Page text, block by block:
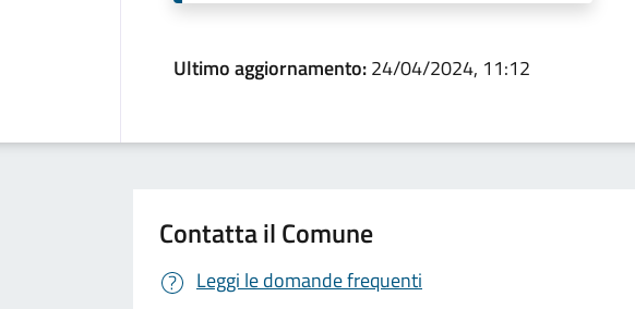
Ultimo aggiornamento:24/04/2024, 11:12
Contatta il Comune
Leggi le domande frequenti